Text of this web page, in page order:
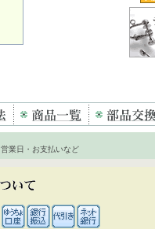
営業日・お支払いなど